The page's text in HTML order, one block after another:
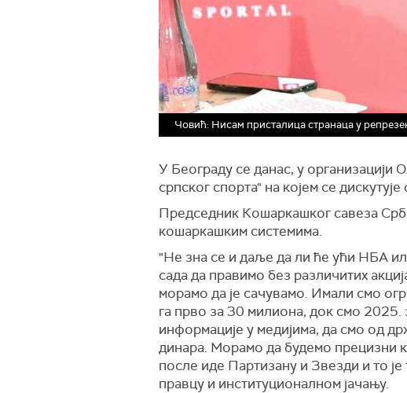
Човић: Нисам присталица странаца у
У Београду се данас, у
српског спорта" на којем се
Председник Кошаркашког савеза
кошаркашким системима.
"Не зна се и даље да ли ће ући НБА
сада да правимо без различитих
морамо да је сачувамо. Имали смо
га прво за 30 милиона, док смо
информације у медијима, да смо од
динара. Морамо да будемо прецизни
после иде Партизану и Звезди и то
правцу и институционалном јачању.